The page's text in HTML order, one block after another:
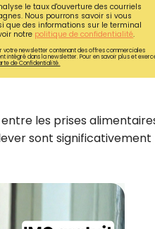
le taux d'ouverture des courriels
Nous pourrons savoir si vous
que des informations sur le terminal
notre politique de confidentialité.
votre newsletter contenant des offres commerciales
intégré dans la newsletter. Pour en savoir plus et
de Confidentialité.
les prises
sont significativement
gratuitement
inédites de